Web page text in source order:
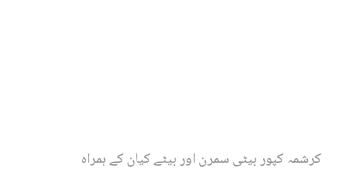
کرشمہ کپور بیٹی سمرن اور بیٹے کیان کے ہمراہ